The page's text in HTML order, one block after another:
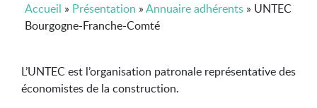
Accueil » Présentation »Annuaire adhérents » UNTEC
Bourgogne-Franche-Comté
L’UNTEC est l’organisation patronale représentative des
économistes de la construction.